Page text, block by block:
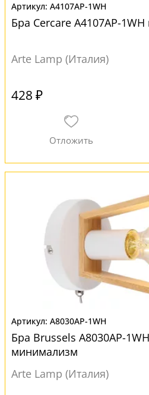
A4107AP-1WH
Бра Cercare A4107AP-
Arte Lamp (Италия)
428 ₽
A8030AP-1WH
Бра Brussels A8030AP-
минимализм
Arte Lamp (Италия)